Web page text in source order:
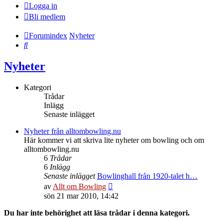
Logga in
Bli medlem
Forumindex Nyheter
Sök
Nyheter
Kategori
Trådar
Inlägg
Senaste inlägget
Nyheter från alltombowling.nu
Här kommer vi att skriva lite nyheter om bowling och om
alltombowling.nu
6 Trådar
6 Inlägg
Senaste inlägget Bowlinghall från 1920-talet h…
av Allt om Bowling
till
senaste
sön 21 mar 2010, 14:42
Du har inte behörighet att läsa trådar i denna kategori.